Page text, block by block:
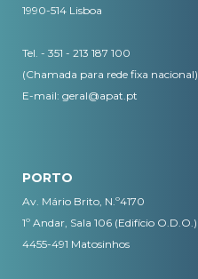
1990-514 Lisboa
Tel. - 351 - 213 187 100
(Chamada para rede fixa nacional)
E-mail: geral@apat.pt
PORTO
Av. Mário Brito, N.º4170
1º Andar, Sala 106 (Edifício O.D.O.)
4455-491 Matosinhos